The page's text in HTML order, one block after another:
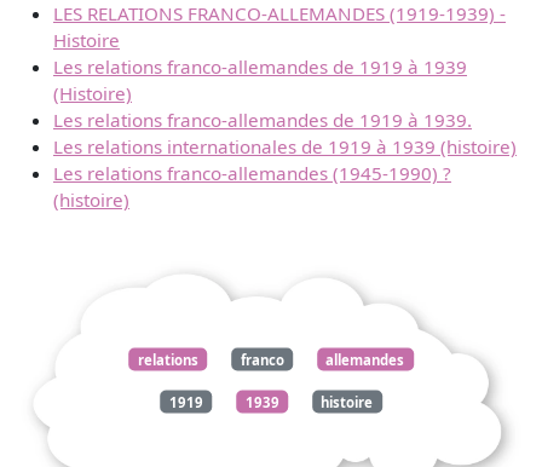
LES RELATIONS FRANCO-ALLEMANDES (1919-1939) -
Histoire
Les relations franco-allemandes de 1919 à 1939
(Histoire)
Les relations franco-allemandes de 1919 à 1939.
Les relations internationales de 1919 à 1939 (histoire)
Les relations franco-allemandes (1945-1990) ?
(histoire)
relations franco allemandes
1919 1939 histoire